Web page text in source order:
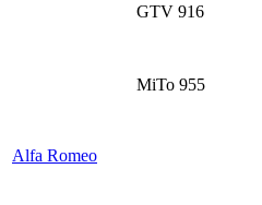
Alfa Romeo
GTV 916
MiTo 955